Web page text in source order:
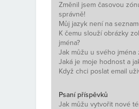
Změnil jsem časovou
správně!
Můj jazyk není na
K čemu slouží obrázky
jména?
Jak můžu u svého jména
Jaká je moje hodnost a
Když chci poslat email
Psaní příspěvků
Jak můžu vytvořit nové